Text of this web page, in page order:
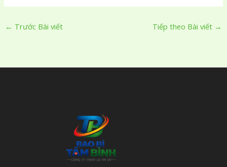
← Trước Bài viết Tiếp theo Bài viết →